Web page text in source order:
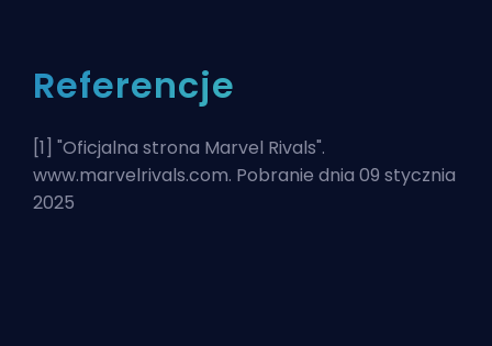
Referencje
[1] "Oficjalna strona Marvel Rivals".
www.marvelrivals.com. Pobranie dnia 09 stycznia
2025